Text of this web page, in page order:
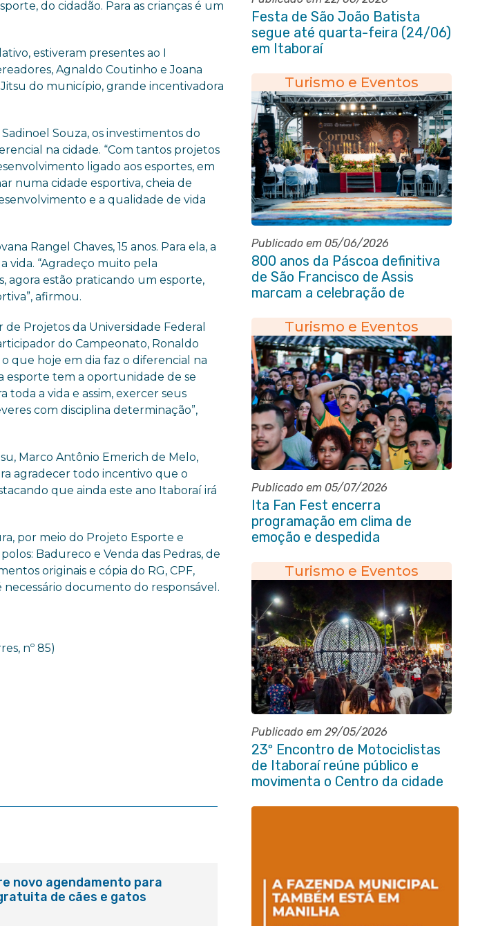
do cidadão. Para as crianças é um
estiveram presentes ao I
Agnaldo Coutinho e Joana
do município, grande incentivadora
Souza, os investimentos do
na cidade. “Com tantos projetos
ligado aos esportes, em
numa cidade esportiva, cheia de
e a qualidade de vida
Rangel Chaves, 15 anos. Para ela, a
vida. “Agradeço muito pela
agora estão praticando um esporte,
afirmou.
Projetos da Universidade Federal
do Campeonato, Ronaldo
que hoje em dia faz o diferencial na
esporte tem a oportunidade de se
a vida e assim, exercer seus
com disciplina determinação”,
Marco Antônio Emerich de Melo,
agradecer todo incentivo que o
que ainda este ano Itaboraí irá
por meio do Projeto Esporte e
Badureco e Venda das Pedras, de
originais e cópia do RG, CPF,
documento do responsável.
nº 85)
Festa de São João Batista
segue até quarta-feira (24/06)
em Itaboraí
Turismo e Eventos
Publicado em 05/06/2026
800 anos da Páscoa definitiva
de São Francisco de Assis
marcam a celebração de
Turismo e Eventos
Publicado em 05/07/2026
Ita Fan Fest encerra
programação em clima de
emoção e despedida
Turismo e Eventos
Publicado em 29/05/2026
23º Encontro de Motociclistas
de Itaboraí reúne público e
movimenta o Centro da cidade
novo agendamento para
de cães e gatos